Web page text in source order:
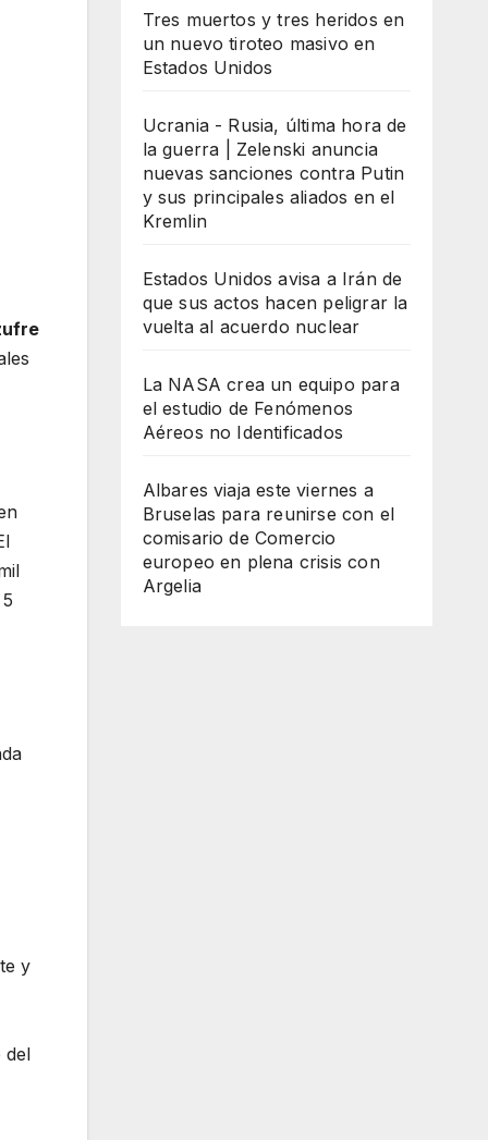
y
del
Tres muertos y tres heridos en
un nuevo tiroteo masivo en
Estados Unidos
Ucrania - Rusia, última hora de
la guerra | Zelenski anuncia
nuevas sanciones contra Putin
y sus principales aliados en el
Kremlin
Estados Unidos avisa a Irán de
que sus actos hacen peligrar la
vuelta al acuerdo nuclear
La NASA crea un equipo para
el estudio de Fenómenos
Aéreos no Identificados
Albares viaja este viernes a
Bruselas para reunirse con el
comisario de Comercio
europeo en plena crisis con
Argelia